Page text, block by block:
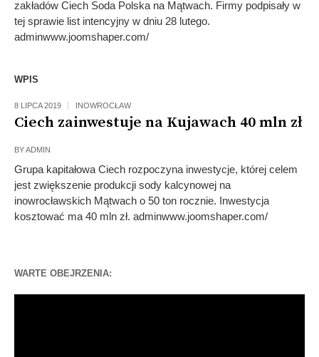
zakładów Ciech Soda Polska na Mątwach. Firmy podpisały w
tej sprawie list intencyjny w dniu 28 lutego.
adminwww.joomshaper.com/
WPIS
8 LIPCA 2019 INOWROCŁAW
Ciech zainwestuje na Kujawach 40 mln zł
BYADMIN
Grupa kapitałowa Ciech rozpoczyna inwestycje, której celem
jest zwiększenie produkcji sody kalcynowej na
inowrocławskich Mątwach o 50 ton rocznie. Inwestycja
kosztować ma 40 mln zł. adminwww.joomshaper.com/
WARTE OBEJRZENIA: